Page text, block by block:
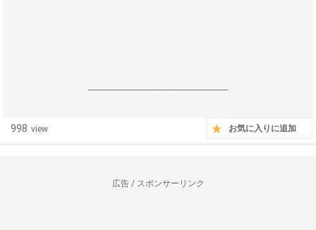
------------------------------------------------------------------
998 view お気に入りに追加
広告 / スポンサーリンク